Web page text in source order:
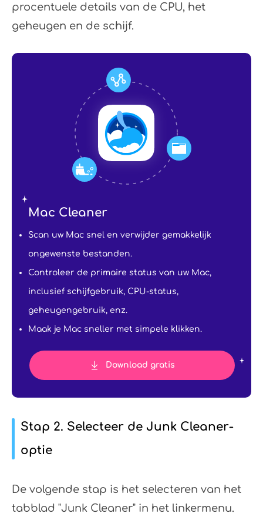
procentuele details van de CPU, het
geheugen en de schijf.
Mac Cleaner
Scan uw Mac snel en verwijder gemakkelijk
ongewenste bestanden.
Controleer de primaire status van uw Mac,
inclusief schijfgebruik, CPU-status,
geheugengebruik, enz.
Maak je Mac sneller met simpele klikken.
Download gratis
Stap 2. Selecteer de Junk Cleaner-
optie
De volgende stap is het selecteren van het
tabblad "Junk Cleaner" in het linkermenu.